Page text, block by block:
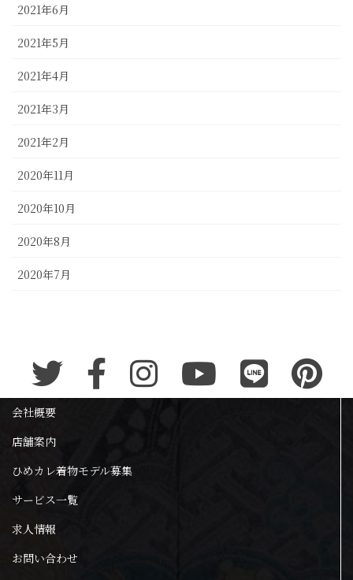
2021年6月
2021年5月
2021年4月
2021年3月
2021年2月
2020年11月
2020年10月
2020年8月
2020年7月
会社概要
店舗案内
ひめカレ着物モデル募集
サービス一覧
求人情報
お問い合わせ